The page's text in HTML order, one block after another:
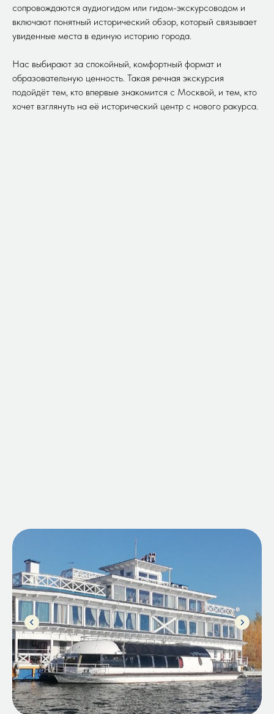
сопровождаются аудиогидом или гидом-экскурсоводом и
включают понятный исторический обзор, который связывает
увиденные места в единую историю города.
Нас выбирают за спокойный, комфортный формат и
образовательную ценность. Такая речная экскурсия
подойдёт тем, кто впервые знакомится с Москвой, и тем, кто
хочет взглянуть на её исторический центр с нового ракурса.